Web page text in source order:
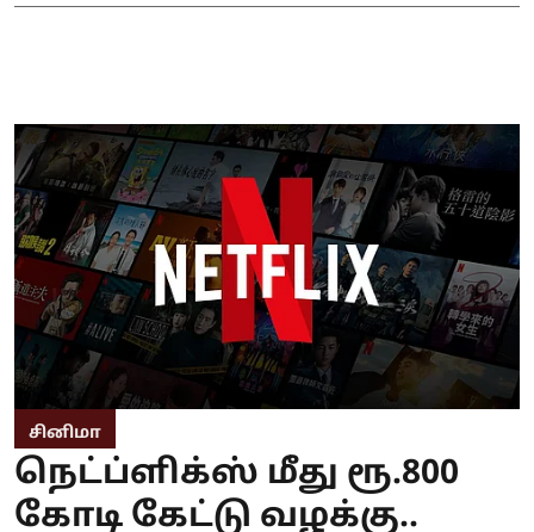
சினிமா
நெட்ப்ளிக்ஸ் மீது ரூ.800
கோடி கேட்டு வழக்கு..